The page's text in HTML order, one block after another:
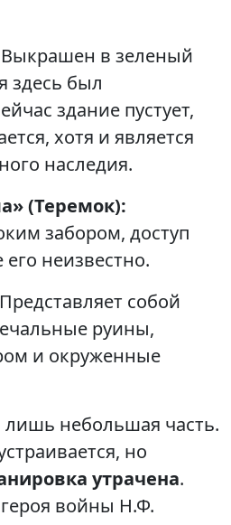
Выкрашен в зеленый
здесь был
здание пустует,
хотя и является
наследия.
(Теремок):
забором, доступ
неизвестно.
Представляет собой
руины,
и окруженные
лишь небольшая часть.
но
утрачена.
войны Н.Ф.